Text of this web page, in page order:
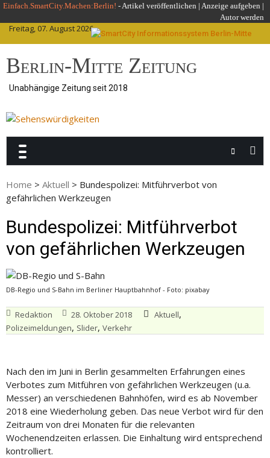
Skip
content
Einfach.SmartCity.Machen:Berlin! -Artikel veröffentlichen | Anzeige aufgeben |
Autor werden
Freitag, 07. August 2026
Berlin-Mitte Zeitung
Unabhängige Zeitung seit 2018
Home > Aktuell > Bundespolizei: Mitführverbot von
gefährlichen Werkzeugen
Bundespolizei: Mitführverbot
von gefährlichen Werkzeugen
DB-Regio und S-Bahn im Berliner Hauptbahnhof - Foto: pixabay
Redaktion 28. Oktober 2018 Aktuell,
Polizeimeldungen, Slider, Verkehr
Nach den im Juni in Berlin gesammelten Erfahrungen eines
Verbotes zum Mitführen von gefährlichen Werkzeugen (u.a.
Messer) an verschiedenen Bahnhöfen, wird es ab November
2018 eine Wiederholung geben. Das neue Verbot wird für den
Zeitraum von drei Monaten für die relevanten
Wochenendzeiten erlassen. Die Einhaltung wird entsprechend
kontrolliert.